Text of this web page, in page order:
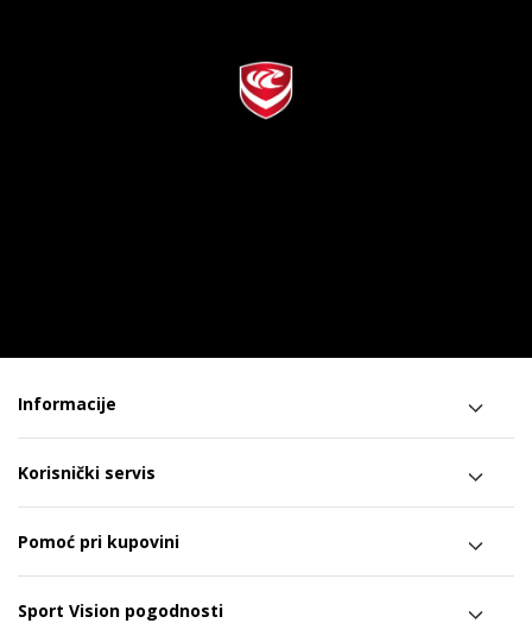
Informacije
Korisnički servis
Pomoć pri kupovini
Sport Vision pogodnosti